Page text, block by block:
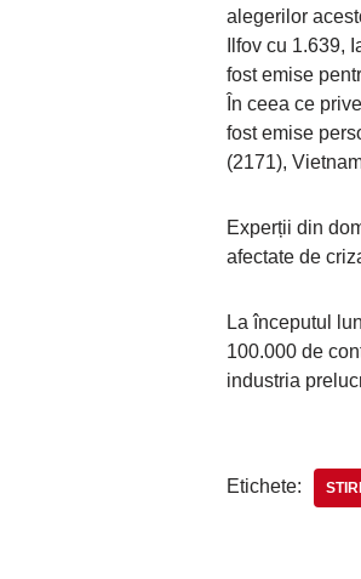
alegerilor
Ilfov cu 1.639,
fost emise
În ceea ce
fost emise
(2171),
Experții din
afectate de
La începutul
100.000 de
industria
Etichete: